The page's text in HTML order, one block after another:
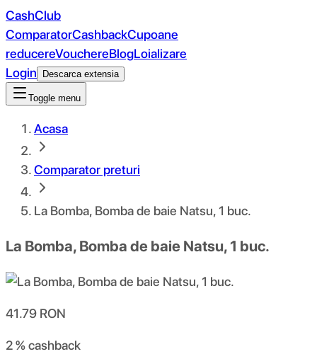
CashClub
ComparatorCashbackCupoane
reducereVouchereBlogLoializare
Login
Descarca extensia
Toggle menu
Acasa
Comparator preturi
La Bomba, Bomba de baie Natsu, 1 buc.
La Bomba, Bomba de baie Natsu, 1 buc.
41.79 RON
2 %cashback